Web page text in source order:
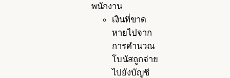
พนักงาน
เงินที่ขาด
หายไปจาก
การคำนวณ
โบนัสถูกจ่าย
ไปยังบัญชี